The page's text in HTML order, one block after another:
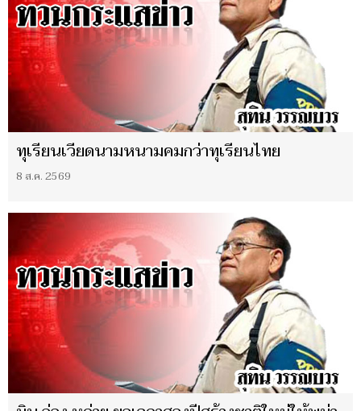
ทุเรียนเวียดนามหนามคมกว่าทุเรียนไทย
8 ส.ค. 2569